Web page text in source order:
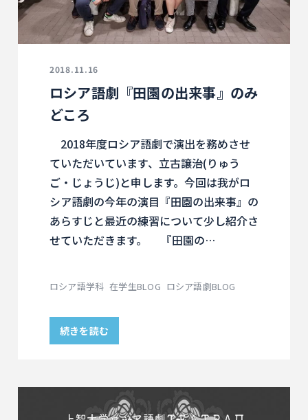
2018.11.16
ロシア語劇『田園の出来事』のみ
どころ
2018年度ロシア語劇で演出を務めさせ
ていただいています、立古譲治(りゅう
ご・じょうじ)と申します。今回は我がロ
シア語劇の今年の演目『田園の出来事』の
あらすじと最近の練習について少し紹介さ
せていただきます。 『田園の…
ロシア語学科 在学生BLOG ロシア語劇BLOG
続きを読む